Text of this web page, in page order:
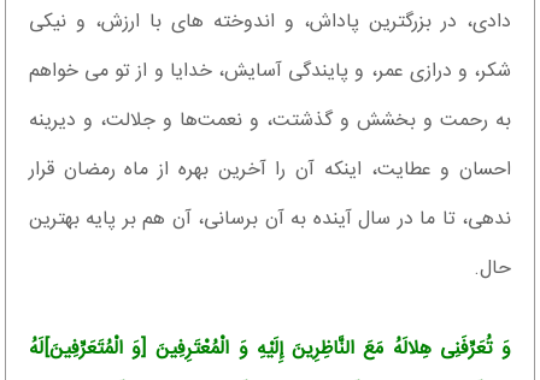
دادى، در بزرگترین پاداش، و اندوخته هاى با ارزش، و نیکى
شکر، و درازى عمر، و پایندگى آسایش، خدایا و از تو مى خواهم
به رحمت و بخشش و گذشتت، و نعمت‌ها و جلالت، و دیرینه
احسان و عطایت، اینکه آن را آخرین بهره از ماه رمضان قرار
ندهى، تا ما در سال آینده به آن برسانى، آن هم بر پایه بهترین
حال.
وَ تُعَرِّفَنِی هِلالَهُ مَعَ النَّاظِرِینَ إِلَیْهِ وَ الْمُعْتَرِفِینَ [وَ الْمُتَعَرِّفِینَ]لَهُ